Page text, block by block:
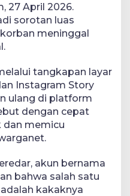
27 April 2026.
sorotan luas
meninggal
tangkapan layar
Instagram Story
ulang di platform
dengan cepat
dan memicu
akun bernama
bahwa salah satu
kakaknya